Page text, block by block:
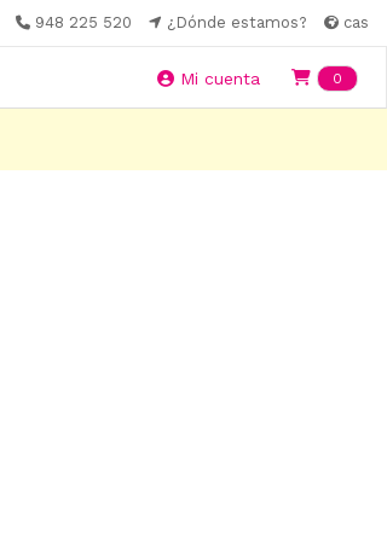
948 225 520 ¿Dónde estamos? cas
Mi cuenta 0